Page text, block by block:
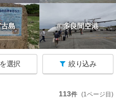
島 # 多良間空港
選択 絞り込み
113件 (1ページ目)